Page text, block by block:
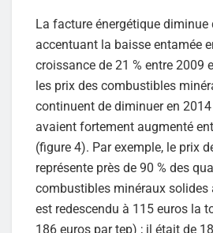
La facture énergétique diminue
accentuant la baisse entamée
croissance de 21 % entre 2009
les prix des combustibles
continuent de diminuer en 2014
avaient fortement augmenté
(figure 4). Par exemple, le prix
représente près de 90 % des
combustibles minéraux solides
est redescendu à 115 euros la
186 euros par tep) ; il était de